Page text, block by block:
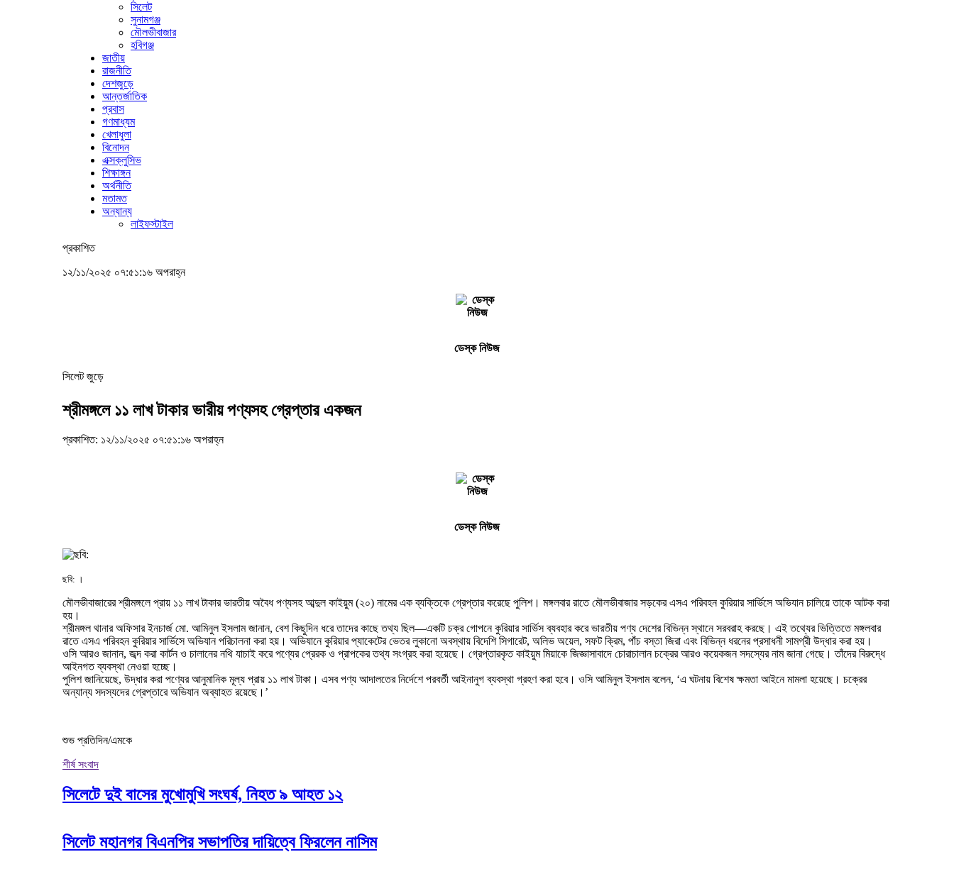
সিলেট
সুনামগঞ্জ
মৌলভীবাজার
হবিগঞ্জ
জাতীয়
রাজনীতি
দেশজুড়ে
আন্তর্জাতিক
প্রবাস
গণমাধ্যম
খেলাধুলা
বিনোদন
এক্সক্লুসিভ
শিক্ষাঙ্গন
অর্থনীতি
মতামত
অন্যান্য
লাইফস্টাইল
প্রকাশিত
১২/১১/২০২৫ ০৭:৫১:১৬ অপরাহ্ন
ডেস্ক নিউজ
সিলেট জুড়ে
শ্রীমঙ্গলে ১১ লাখ টাকার ভারীয় পণ্যসহ গ্রেপ্তার একজন
প্রকাশিত: ১২/১১/২০২৫ ০৭:৫১:১৬ অপরাহ্ন
ডেস্ক নিউজ
ছবি: ।
মৌলভীবাজারের শ্রীমঙ্গলে প্রায় ১১ লাখ টাকার ভারতীয় অবৈধ পণ্যসহ আব্দুল কাইয়ুম (২০) নামের এক ব্যক্তিকে গ্রেপ্তার করেছে পুলিশ। মঙ্গলবার রাতে মৌলভীবাজার সড়কের এসএ পরিবহন কুরিয়ার সার্ভিসে অভিযান চালিয়ে তাকে আটক করা
হয়।
শ্রীমঙ্গল থানার অফিসার ইনচার্জ মো. আমিনুল ইসলাম জানান, বেশ কিছুদিন ধরে তাদের কাছে তথ্য ছিল—একটি চক্র গোপনে কুরিয়ার সার্ভিস ব্যবহার করে ভারতীয় পণ্য দেশের বিভিন্ন স্থানে সরবরাহ করছে। এই তথ্যের ভিত্তিতে মঙ্গলবার
রাতে এসএ পরিবহন কুরিয়ার সার্ভিসে অভিযান পরিচালনা করা হয়। অভিযানে কুরিয়ার প্যাকেটের ভেতর লুকানো অবস্থায় বিদেশি সিগারেট, অলিভ অয়েল, সফট ক্রিম, পাঁচ বস্তা জিরা এবং বিভিন্ন ধরনের প্রসাধনী সামগ্রী উদ্ধার করা হয়।
ওসি আরও জানান, জব্দ করা কার্টন ও চালানের নথি যাচাই করে পণ্যের প্রেরক ও প্রাপকের তথ্য সংগ্রহ করা হয়েছে। গ্রেপ্তারকৃত কাইয়ুম মিয়াকে জিজ্ঞাসাবাদে চোরাচালান চক্রের আরও কয়েকজন সদস্যের নাম জানা গেছে। তাঁদের বিরুদ্ধে
আইনগত ব্যবস্থা নেওয়া হচ্ছে।
পুলিশ জানিয়েছে, উদ্ধার করা পণ্যের আনুমানিক মূল্য প্রায় ১১ লাখ টাকা। এসব পণ্য আদালতের নির্দেশে পরবর্তী আইনানুগ ব্যবস্থা গ্রহণ করা হবে। ওসি আমিনুল ইসলাম বলেন, ‘এ ঘটনায় বিশেষ ক্ষমতা আইনে মামলা হয়েছে। চক্রের
অন্যান্য সদস্যদের গ্রেপ্তারে অভিযান অব্যাহত রয়েছে।’
শুভ প্রতিদিন/এমকে
শীর্ষ সংবাদ
সিলেটে দুই বাসের মুখোমুখি সংঘর্ষ, নিহত ৯ আহত ১২
সিলেট মহানগর বিএনপির সভাপতির দায়িত্বে ফিরলেন নাসিম